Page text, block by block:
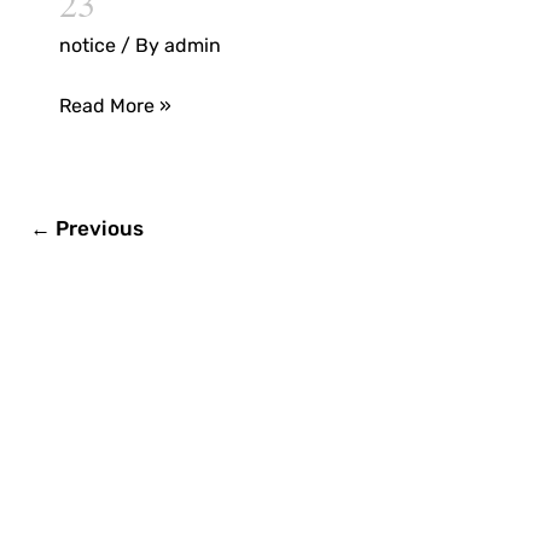
notice / By admin
academic
Read More »
← Previous